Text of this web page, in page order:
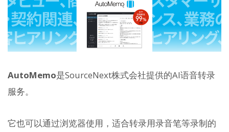
AutoMemo是SourceNext株式会社提供的AI语音转录
服务。
它也可以通过浏览器使用，适合转录用录音笔等录制的